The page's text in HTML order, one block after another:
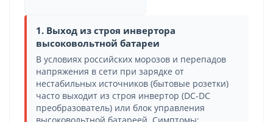
1. Выход из строя инвертора
высоковольтной батареи
В условиях российских морозов и перепадов
напряжения в сети при зарядке от
нестабильных источников (бытовые розетки)
часто выходит из строя инвертор (DC-DC
преобразователь) или блок управления